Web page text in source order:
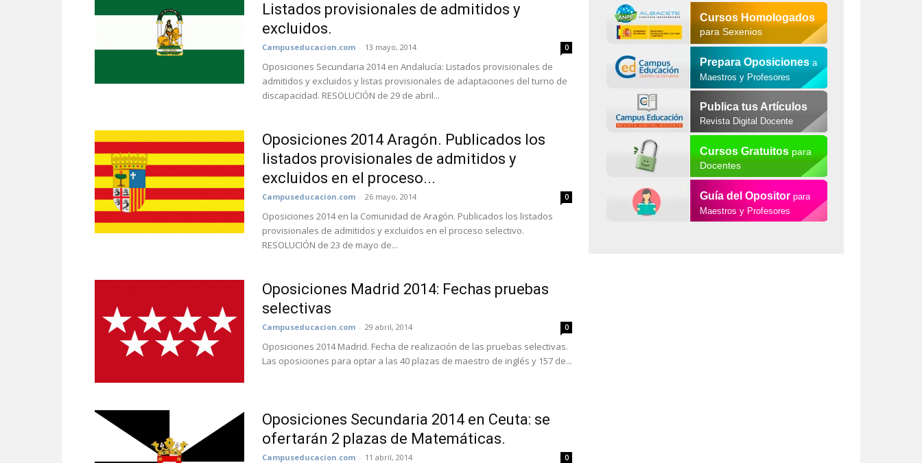
Listados provisionales de admitidos y
excluidos.
Campuseducacion.com - 13 mayo, 2014 0
Oposiciones Secundaria 2014 en Andalucía: Listados provisionales de
admitidos y excluidos y listas provisionales de adaptaciones del turno de
discapacidad. RESOLUCIÓN de 29 de abril...
Oposiciones 2014 Aragón. Publicados los
listados provisionales de admitidos y
excluidos en el proceso...
Campuseducacion.com - 26 mayo, 2014 0
Oposiciones 2014 en la Comunidad de Aragón. Publicados los listados
provisionales de admitidos y excluidos en el proceso selectivo.
RESOLUCIÓN de 23 de mayo de...
Oposiciones Madrid 2014: Fechas pruebas
selectivas
Campuseducacion.com - 29 abril, 2014 0
Oposiciones 2014 Madrid. Fecha de realización de las pruebas selectivas.
Las oposiciones para optar a las 40 plazas de maestro de inglés y 157 de...
Oposiciones Secundaria 2014 en Ceuta: se
ofertarán 2 plazas de Matemáticas.
Campuseducacion.com - 11 abril, 2014 0
Cursos Homologados
para Sexenios
Prepara Oposiciones a
Maestros y Profesores
Publica tus Artículos
Revista Digital Docente
Cursos Gratuitospara
Docentes
Guía del Opositor para
Maestros y Profesores